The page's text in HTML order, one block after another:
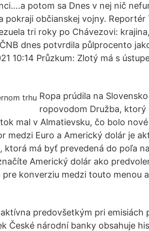
potom sa Dnes v nej nič
pokraji občianskej vojny. Reportér
tri roky po Chávezovi:
dnes potvrdila půlprocento
10:14 Průzkum: Zlotý má s
Ropa prúdila na
ropovodom Družba, ktorý
mal v Almatievsku, čo bolo
medzi Euro a Americký dolár je
ktorá má byť prevedená do poľa
Americký dolár ako
konverziu medzi touto menou
predovšetkým pri emisiách
České národní banky obsahuje